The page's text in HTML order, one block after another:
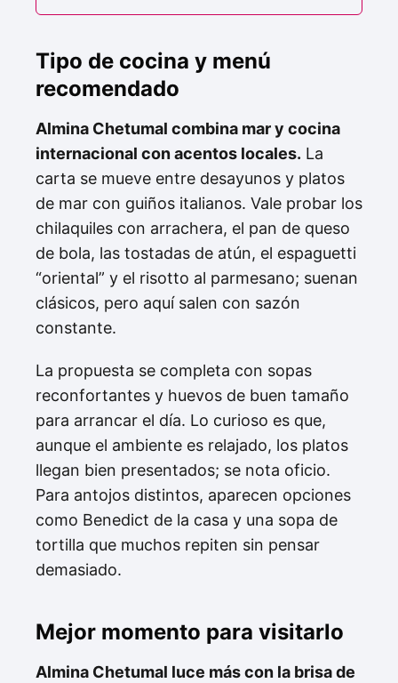
Tipo de cocina y menú
recomendado
Almina Chetumal combina mar y cocina
internacional con acentos locales. La
carta se mueve entre desayunos y platos
de mar con guiños italianos. Vale probar los
chilaquiles con arrachera, el pan de queso
de bola, las tostadas de atún, el espaguetti
“oriental” y el risotto al parmesano; suenan
clásicos, pero aquí salen con sazón
constante.
La propuesta se completa con sopas
reconfortantes y huevos de buen tamaño
para arrancar el día. Lo curioso es que,
aunque el ambiente es relajado, los platos
llegan bien presentados; se nota oficio.
Para antojos distintos, aparecen opciones
como Benedict de la casa y una sopa de
tortilla que muchos repiten sin pensar
demasiado.
Mejor momento para visitarlo
Almina Chetumal luce más con la brisa de